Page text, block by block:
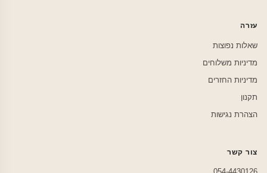
עזרה
שאלות נפוצות
מדיניות משלוחים
מדיניות החזרים
תקנון
הצהרת נגישות
צור קשר